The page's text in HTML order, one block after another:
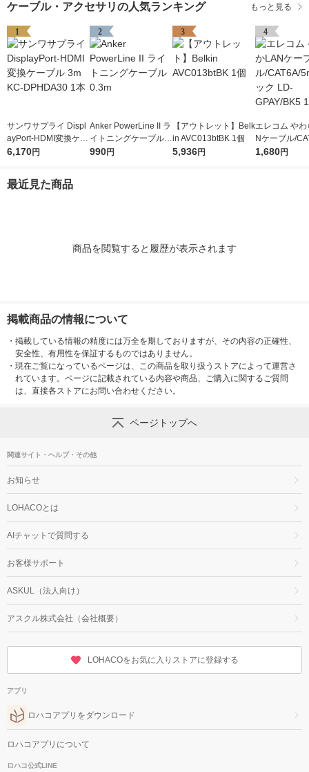
ケーブル・アクセサリの人気ランキング もっと見る
1
サンワサプライ Displ
ayPort-HDMI変換ケー
ブル 3m KC-DPHDA3
6,170円
2
Anker PowerLine II ラ
イトニングケーブル
0.3m
990円
3
【アウトレット】Belk
in AVC013btBK 1個
5,936円
4
エレコム や
Nケーブル/
m/ブラック
1,680円
最近見た商品
商品を閲覧すると履歴が表示されます
掲載商品の情報について
・ 掲載している情報の精度には万全を期しておりますが、その内容の正確性、
安全性、有用性を保証するものではありません。
・ 現在ご覧になっているページは、この商品を取り扱うストアによって運営さ
れています。ページに記載されている内容や商品、ご購入に関するご質問
は、直接各ストアにお問い合わせください。
ページトップへ
関連サイト・ヘルプ・その他
お知らせ
LOHACOとは
AIチャットで質問する
お客様サポート
ASKUL（法人向け）
アスクル株式会社（会社概要）
LOHACOをお気に入りストアに登録する
アプリ
ロハコアプリをダウンロード
ロハコアプリについて
ロハコ公式LINE